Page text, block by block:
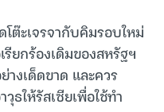
ต๊ะเจรจากับคิมรอบใหม่
ยกร้องเดิมของสหรัฐฯ
างเด็ดขาด และควร
ธให้รัสเซียเพื่อใช้ทำ